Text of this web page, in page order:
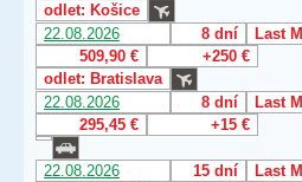
odlet: Košice
22.08.2026
8 dní
Last
509,90 €
+250 €
odlet: Bratislava
22.08.2026
8 dní
Last
295,45 €
+15 €
22.08.2026 15 dní
Last